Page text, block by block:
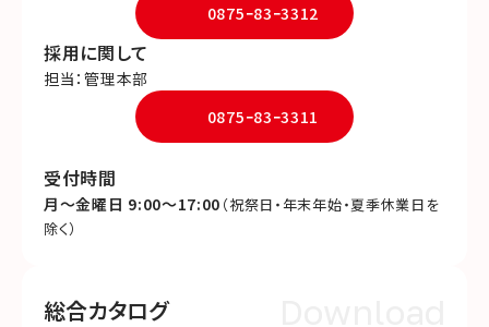
0875ｰ83ｰ3312
採用に関して
担当：管理本部
0875ｰ83ｰ3311
受付時間
月～金曜日 9:00～17:00 （祝祭日・年末年始・夏季休業日を
除く）
総合カタログ